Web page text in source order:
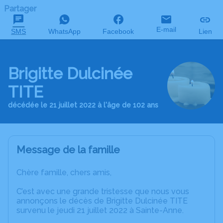
Partager
SMS WhatsApp Facebook E-mail Lien
Brigitte Dulcinée
TITE
décédée le 21 juillet 2022 à l'âge de 102 ans
Message de la famille
Chère famille, chers amis,
C’est avec une grande tristesse que nous vous
annonçons le décès de Brigitte Dulcinée TITE
survenu le jeudi 21 juillet 2022 à Sainte-Anne.